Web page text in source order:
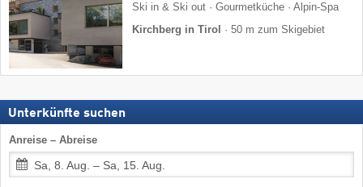
Ski in & Ski out · Gourmetküche · Alpin-Spa
Kirchberg in Tirol
· 50 m zum Skigebiet
Unterkünfte suchen
Anreise – Abreise
Sa, 8. Aug. – Sa, 15. Aug.